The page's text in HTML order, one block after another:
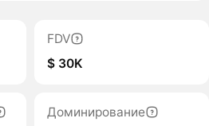
FDV
$ 30K
Доминирование